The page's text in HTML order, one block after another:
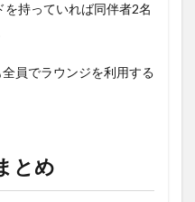
を持っていれば同伴者2名
員でラウンジを利用する
とめ